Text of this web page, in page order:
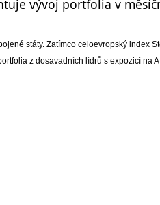
vývoj portfolia v
státy. Zatímco celoevropský index
z dosavadních lídrů s expozicí na